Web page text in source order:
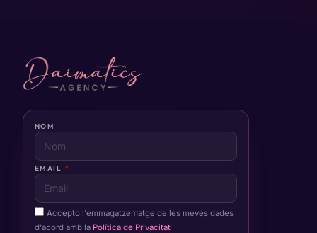
NOM
EMAIL
Accepto l'emmagatzematge de les meves dades
d'acord amb la Política de Privacitat